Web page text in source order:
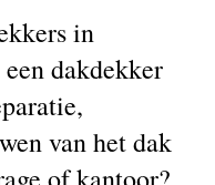
in
dakdekker
van het dak
of kantoor?